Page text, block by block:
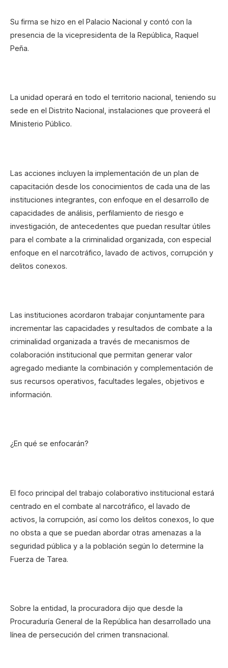
Su firma se hizo en el Palacio Nacional y contó con la
presencia de la vicepresidenta de la República, Raquel
Peña.
La unidad operará en todo el territorio nacional, teniendo su
sede en el Distrito Nacional, instalaciones que proveerá el
Ministerio Público.
Las acciones incluyen la implementación de un plan de
capacitación desde los conocimientos de cada una de las
instituciones integrantes, con enfoque en el desarrollo de
capacidades de análisis, perfilamiento de riesgo e
investigación, de antecedentes que puedan resultar útiles
para el combate a la criminalidad organizada, con especial
enfoque en el narcotráfico, lavado de activos, corrupción y
delitos conexos.
Las instituciones acordaron trabajar conjuntamente para
incrementar las capacidades y resultados de combate a la
criminalidad organizada a través de mecanismos de
colaboración institucional que permitan generar valor
agregado mediante la combinación y complementación de
sus recursos operativos, facultades legales, objetivos e
información.
¿En qué se enfocarán?
El foco principal del trabajo colaborativo institucional estará
centrado en el combate al narcotráfico, el lavado de
activos, la corrupción, así como los delitos conexos, lo que
no obsta a que se puedan abordar otras amenazas a la
seguridad pública y a la población según lo determine la
Fuerza de Tarea.
Sobre la entidad, la procuradora dijo que desde la
Procuraduría General de la República han desarrollado una
línea de persecución del crimen transnacional.